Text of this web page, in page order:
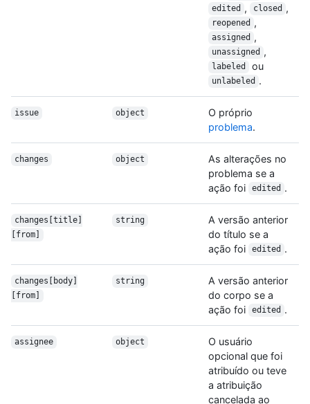
edited , closed ,
reopened ,
assigned ,
unassigned ,
labeled ou
unlabeled .
issue object
O próprio
problema.
changes object
As alterações no
problema se a
ação foi
edited .
changes[title]
[from]
string
A versão anterior
do título se a
ação foi
edited .
changes[body]
[from]
string
A versão anterior
do corpo se a
ação foi
edited .
assignee object
O usuário
opcional que foi
atribuído ou teve
a atribuição
cancelada ao